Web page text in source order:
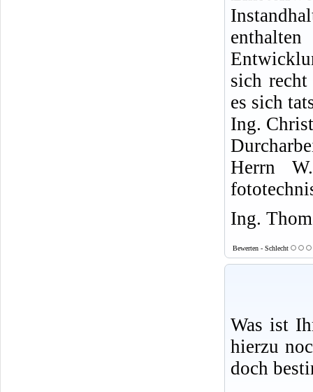
sich
es sich
Ing.
Herrn
Ing.
Bewerten - Schlecht
Was ist
hierzu
doch